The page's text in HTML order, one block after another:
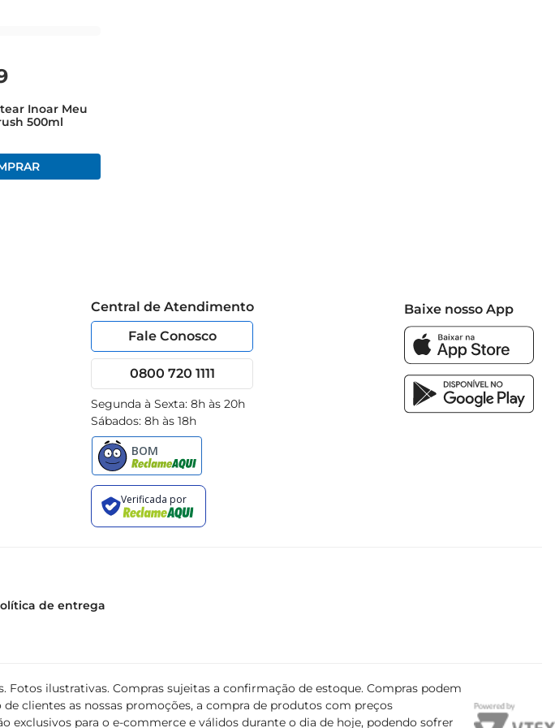
Inoar Meu
500ml
Central de Atendimento
Fale Conosco
0800 720 1111
Segunda à Sexta: 8h às 20h
Sábados: 8h às 18h
Baixe nosso App
de entrega
ilustrativas. Compras sujeitas a confirmação de estoque. Compras podem
clientes as nossas promoções, a compra de produtos com preços
para o e-commerce e válidos durante o dia de hoje, podendo sofrer